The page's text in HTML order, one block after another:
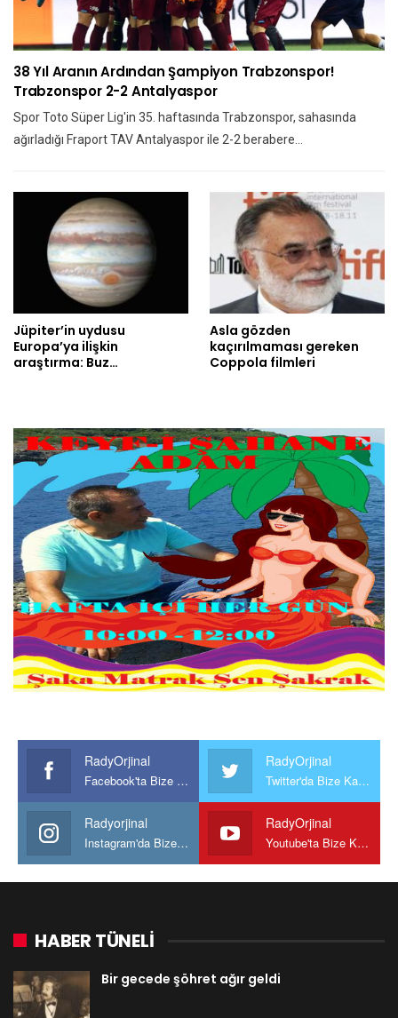
38 Yıl Aranın Ardından Şampiyon Trabzonspor!
Trabzonspor 2-2 Antalyaspor
Spor Toto Süper Lig'in 35. haftasında Trabzonspor, sahasında
ağırladığı Fraport TAV Antalyaspor ile 2-2 berabere…
Jüpiter’in uydusu
Europa’ya ilişkin
araştırma: Buz…
Asla gözden
kaçırılmaması gereken
Coppola filmleri
RadyOrjinal
Facebook'ta Bize Katılın
RadyOrjinal
Twitter'da Bize Katılın
Radyorjinal
Instagram'da Bize katılın
RadyOrjinal
Youtube'ta Bize Katılın
HABER TÜNELİ
Bir gecede şöhret ağır geldi